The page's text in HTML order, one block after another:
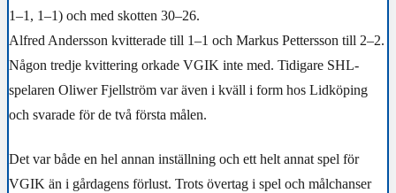
1–1, 1–1) och med skotten 30–26.
Alfred Andersson kvitterade till 1–1 och Markus Pettersson till 2–2.
Någon tredje kvittering orkade VGIK inte med. Tidigare SHL-
spelaren Oliwer Fjellström var även i kväll i form hos Lidköping
och svarade för de två första målen.
Det var både en hel annan inställning och ett helt annat spel för
VGIK än i gårdagens förlust. Trots övertag i spel och målchanser